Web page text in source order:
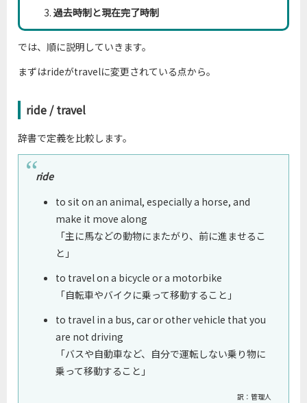
過去時制と現在完了時制
では、順に説明していきます。
まずはrideがtravelに変更されている点から。
ride / travel
辞書で定義を比較します。
ride
to sit on an animal, especially a horse, and
make it move along
「主に馬などの動物にまたがり、前に進ませるこ
と」
to travel on a bicycle or a motorbike
「自転車やバイクに乗って移動すること」
to travel in a bus, car or other vehicle that you
are not driving
「バスや自動車など、自分で運転しない乗り物に
乗って移動すること」
訳：管理人